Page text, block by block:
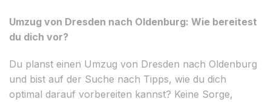
Umzug von Dresden nach Oldenburg: Wie bereitest
du dich vor?
Du planst einen Umzug von Dresden nach Oldenburg
und bist auf der Suche nach Tipps, wie du dich
optimal darauf vorbereiten kannst? Keine Sorge,